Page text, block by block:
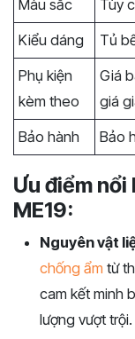
Màu sắc
Tùy
Kiểu dáng
Tủ
Phụ kiện
kèm theo
Giá
giá
Bảo hành
Bảo
Ưu điểm
ME19:
Nguyên vật
chống ẩm từ
cam kết minh
lượng vượt trội.